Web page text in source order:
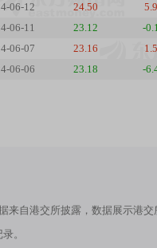
06-12
24.50
06-11
23.12 -
06-07
23.16
06-06
23.18 -
来自港交所披露，数据展示港
。